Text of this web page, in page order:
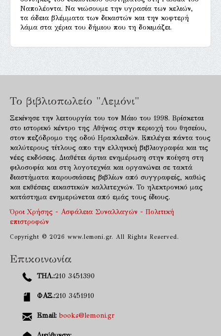
Ναπολέοντα. Να νιώσουμε την υγρασία των κελιών,
τα άδεια βλέμματα των δικαστών και την κοφτερή
λάμα στα χέρια του δήμιου που τη δοκιμάζει.
Το βιβλιοπωλείο "Λεμόνι"
Ξεκίνησε την λειτουργία του τον Μάιο του 1998. Βρίσκεται
στο ιστορικό κέντρο της Αθήνας στην περιοχή του θησείου,
στον πεζόδρομο της οδού Ηρακλειδών. Επιλέγει πάντα τους
καλύτερους τίτλους απο την ελληνική βιβλιογραφία και τις
νέες εκδόσεις. Διαθέτει άρτια ενημέρωση στην ποίηση στη
φιλοσοφία και στη λογοτεχνία και οργανώνει σε τακτά
διαστήματα παρουσιάσεις βιβλίων από συγγραφείς, καθώς
και εκθέσεις εικαστικών καλλιτεχνών. Το ηλεκτρονικό μας
κατάστημα ενημερώνεται από εμάς τους ίδιους.
Όροι Χρήσης - Ασφάλεια Συναλλαγών - Πολιτική
επιστροφών
Copyright © 2026 www.lemoni.gr. All Rights Reserved.
Επικοινωνία
ΤΗΛ.:210 3451390
ΦΑΞ.:210 3451910
Email: books@lemoni.gr